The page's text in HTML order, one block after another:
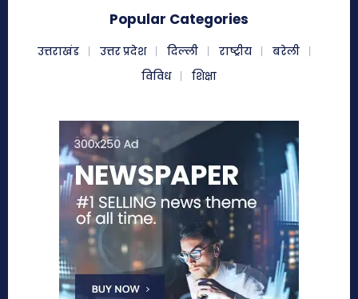
Popular Categories
उत्तराखंड उत्तर प्रदेश दिल्ली राष्ट्रीय
बरेली
विविध
शिक्षा